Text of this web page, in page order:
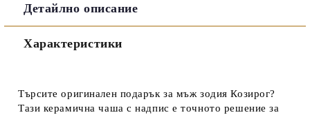
Ние ще се свържем с вас в рамките на работния ден.
Детайлно описание
Характеристики
Търсите оригинален подарък за мъж зодия Козирог?
Тази керамичначаша с надпис е точното решение за